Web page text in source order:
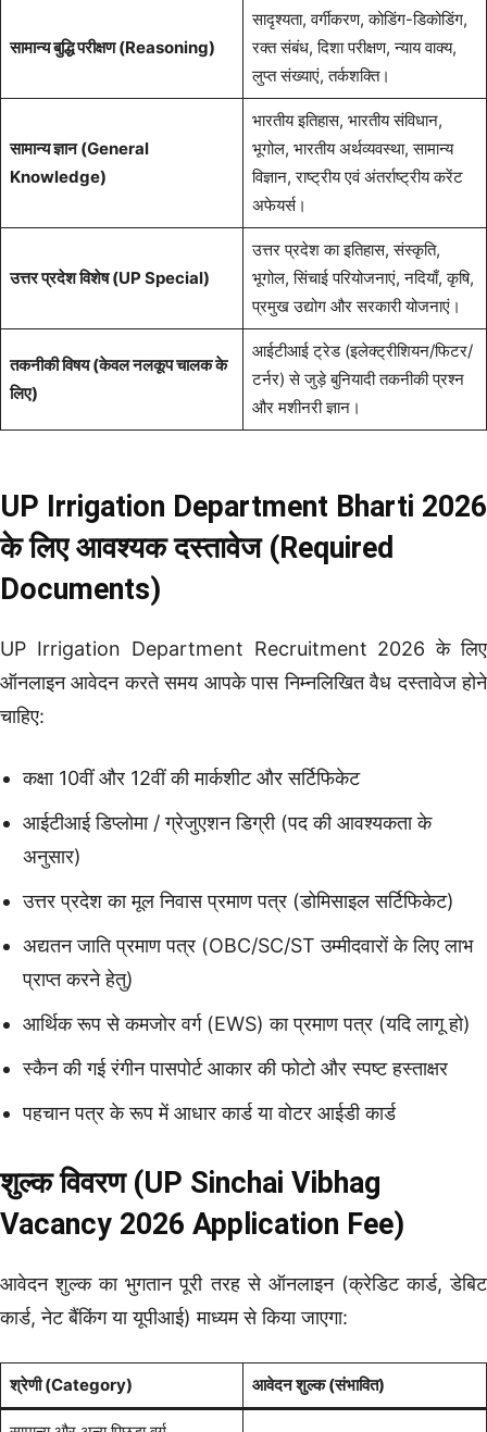
सामान्य बुद्धि परीक्षण (Reasoning)
सादृश्यता, वर्गीकरण, कोडिंग-डिकोडिंग,
रक्त संबंध, दिशा परीक्षण, न्याय वाक्य,
लुप्त संख्याएं, तर्कशक्ति।
सामान्य ज्ञान (General
Knowledge)
भारतीय इतिहास, भारतीय संविधान,
भूगोल, भारतीय अर्थव्यवस्था, सामान्य
विज्ञान, राष्ट्रीय एवं अंतर्राष्ट्रीय करेंट
अफेयर्स।
उत्तर प्रदेश विशेष (UP Special)
उत्तर प्रदेश का इतिहास, संस्कृति,
भूगोल, सिंचाई परियोजनाएं, नदियाँ, कृषि,
प्रमुख उद्योग और सरकारी योजनाएं।
तकनीकी विषय (केवल नलकूप चालक के
लिए)
आईटीआई ट्रेड (इलेक्ट्रीशियन/फिटर/
टर्नर) से जुड़े बुनियादी तकनीकी प्रश्न
और मशीनरी ज्ञान।
UP Irrigation Department Bharti 2026
के लिए आवश्यक दस्तावेज (Required
Documents)
UP Irrigation Department Recruitment 2026 के लिए
ऑनलाइन आवेदन करते समय आपके पास निम्नलिखित वैध दस्तावेज होने
चाहिए:
कक्षा 10वीं और 12वीं की मार्कशीट और सर्टिफिकेट
आईटीआई डिप्लोमा / ग्रेजुएशन डिग्री (पद की आवश्यकता के
अनुसार)
उत्तर प्रदेश का मूल निवास प्रमाण पत्र (डोमिसाइल सर्टिफिकेट)
अद्यतन जाति प्रमाण पत्र (OBC/SC/ST उम्मीदवारों के लिए लाभ
प्राप्त करने हेतु)
आर्थिक रूप से कमजोर वर्ग (EWS) का प्रमाण पत्र (यदि लागू हो)
स्कैन की गई रंगीन पासपोर्ट आकार की फोटो और स्पष्ट हस्ताक्षर
पहचान पत्र के रूप में आधार कार्ड या वोटर आईडी कार्ड
शुल्क विवरण (UP Sinchai Vibhag
Vacancy 2026 Application Fee)
आवेदन शुल्क का भुगतान पूरी तरह से ऑनलाइन (क्रेडिट कार्ड, डेबिट
कार्ड, नेट बैंकिंग या यूपीआई) माध्यम से किया जाएगा:
श्रेणी (Category) आवेदन शुल्क (संभावित)